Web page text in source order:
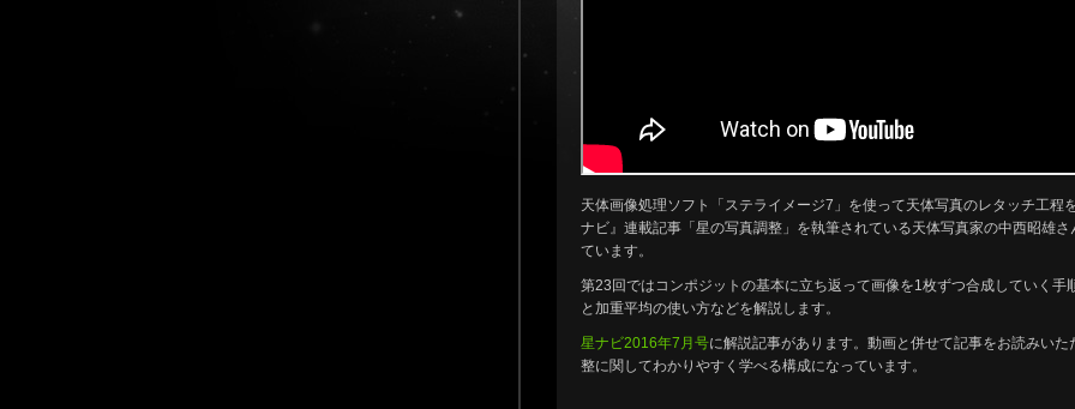
天体画像処理ソフト「ステライメージ7」を使って天体写真のレタッチ工程
ナビ』連載記事「星の写真調整」を執筆されている天体写真家の中西昭雄
ています。
第23回ではコンポジットの基本に立ち返って画像を1枚ずつ合成していく手
と加重平均の使い方などを解説します。
星ナビ2016年7月号に解説記事があります。動画と併せて記事をお読みいた
整に関してわかりやすく学べる構成になっています。